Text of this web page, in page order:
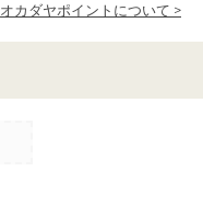
オカダヤポイントについて >